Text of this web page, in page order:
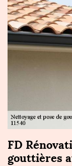
FD
gouttières